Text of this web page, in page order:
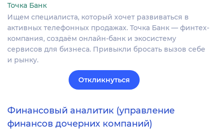
Точка Банк
Ищем специалиста, который хочет развиваться в
активных телефонных продажах. Точка Банк — финтех-
компания, создаём онлайн-банк и экосистему
сервисов для бизнеса. Привыкли бросать вызов себе
и рынку.
Откликнуться
Финансовый аналитик (управление
финансов дочерних компаний)